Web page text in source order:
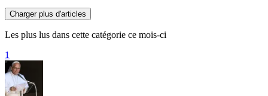
Charger plus d'articles
Les plus lus dans cette catégorie ce mois-ci
1